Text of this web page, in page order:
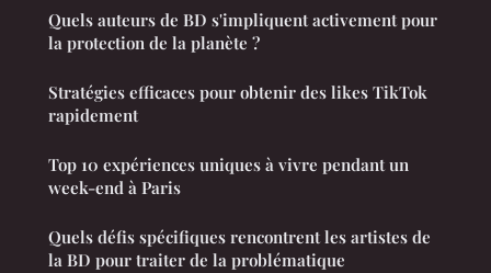
Quels auteurs de BD s'impliquent activement pour
la protection de la planète ?
Stratégies efficaces pour obtenir des likes TikTok
rapidement
Top 10 expériences uniques à vivre pendant un
week-end à Paris
Quels défis spécifiques rencontrent les artistes de
la BD pour traiter de la problématique